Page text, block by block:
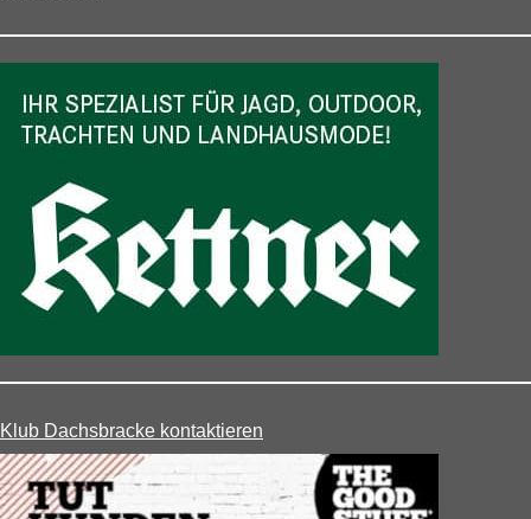
Klub Dachsbracke kontaktieren